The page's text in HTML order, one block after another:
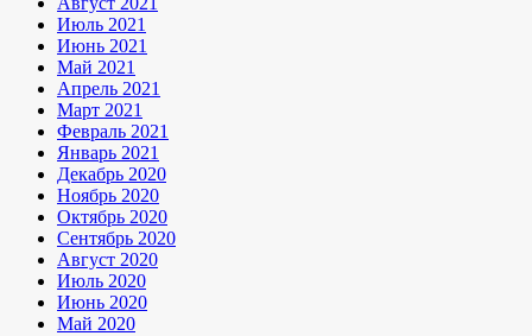
Июль 2021
Июнь 2021
Май 2021
Апрель 2021
Март 2021
Февраль 2021
Январь 2021
Декабрь 2020
Ноябрь 2020
Октябрь 2020
Сентябрь 2020
Август 2020
Июль 2020
Июнь 2020
Май 2020